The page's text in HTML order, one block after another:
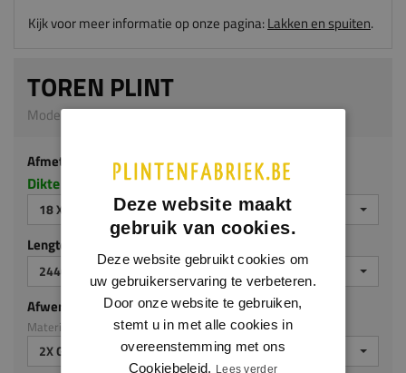
Kijk voor meer informatie op onze pagina:Lakken en spuiten.
TOREN PLINT
Model 0132 | 18 x 90 mm | MDF v313
Afmeting
Dikte x hoogte in millimeters
18 X 90 MM
Lengte (mm)
2440 MM
Afwerking
Materiaal: MDF v313
2X GEGROND
Deze website maakt
gebruik van cookies.
Deze website gebruikt cookies om
uw gebruikerservaring te verbeteren.
Door onze website te gebruiken,
stemt u in met alle cookies in
overeenstemming met ons
Cookiebeleid. Lees verder